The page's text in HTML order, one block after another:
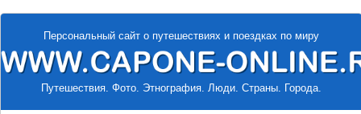
Персональный сайт о путешествиях и поездках по миру
Путешествия. Фото. Этнография. Люди. Страны. Города.